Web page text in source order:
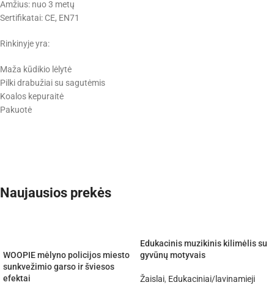
Amžius: nuo 3 metų
Sertifikatai: CE, EN71
Rinkinyje yra:
Maža kūdikio lėlytė
Pilki drabužiai su sagutėmis
Koalos kepuraitė
Pakuotė
Naujausios prekės
WOOPIE mėlyno policijos miesto
sunkvežimio garso ir šviesos
efektai
Edukacinis muzikinis kilimėlis su
gyvūnų motyvais
Žaislai, Edukaciniai/lavinamieji